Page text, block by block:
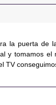
la puerta de
y tomamos
TV